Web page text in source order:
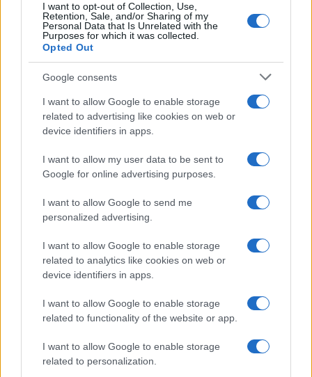
I want to opt-out of Collection, Use,
Retention, Sale, and/or Sharing of my
Personal Data that Is Unrelated with the
Purposes for which it was collected.
Opted Out
Google consents
I want to allow Google to enable storage
related to advertising like cookies on web or
device identifiers in apps.
I want to allow my user data to be sent to
Google for online advertising purposes.
I want to allow Google to send me
personalized advertising.
I want to allow Google to enable storage
related to analytics like cookies on web or
device identifiers in apps.
I want to allow Google to enable storage
related to functionality of the website or app.
I want to allow Google to enable storage
related to personalization.
Facebook
Syndication
Globalist
Globalscience
Globalsport
Culture
Salute
Megachip
GiULia
Prima Pagina
Giornale dello
Spettacolo